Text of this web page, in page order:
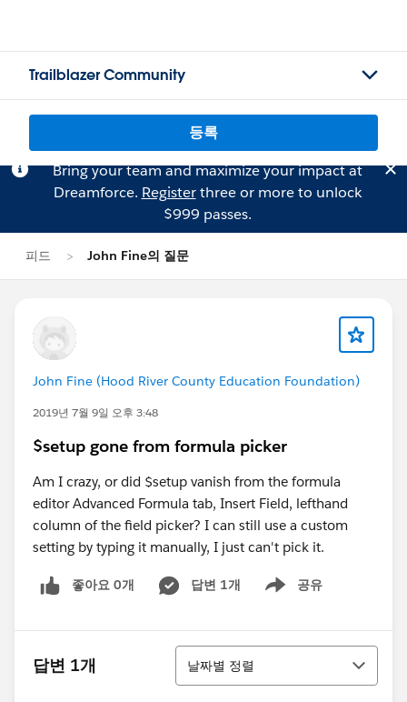
Trailblazer Community
등록
Bring your team and maximize your impact at
Dreamforce. Registerthree or more to unlock
$999 passes.
피드 John Fine의 질문
John Fine (Hood River County Education Foundation)
2019년 7월 9일 오후 3:48
$setup gone from formula picker
Am I crazy, or did $setup vanish from the formula
editor Advanced Formula tab, Insert Field, lefthand
column of the field picker? I can still use a custom
setting by typing it manually, I just can't pick it.
좋아요 0개 답변 1개 공유
Show menu
답변 1개
정렬
날짜별 정렬